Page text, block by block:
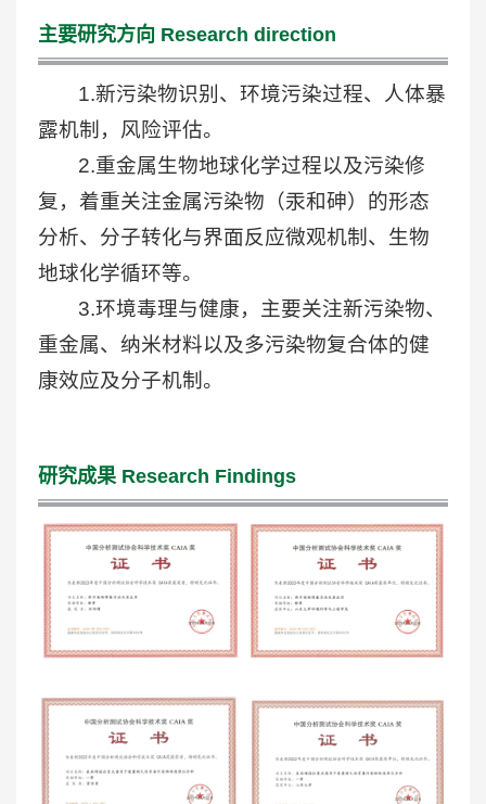
主要研究方向 Research direction
1.新污染物识别、环境污染过程、人体暴
露机制，风险评估。
2.重金属生物地球化学过程以及污染修
复，着重关注金属污染物（汞和砷）的形态
分析、分子转化与界面反应微观机制、生物
地球化学循环等。
3.环境毒理与健康，主要关注新污染物、
重金属、纳米材料以及多污染物复合体的健
康效应及分子机制。
研究成果 Research Findings